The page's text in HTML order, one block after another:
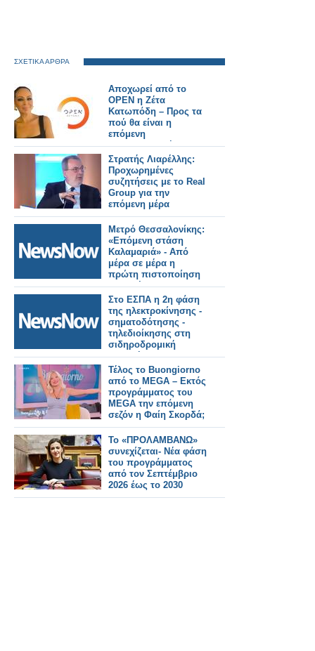
ΣΧΕΤΙΚΑ ΑΡΘΡΑ
Αποχωρεί από το
OPEN η Ζέτα
Κατωπόδη – Προς τα
πού θα είναι η
επόμενη
επαγγελματική της
στέγη; - Όλο το
ρεπορτάζ
Στρατής Λιαρέλλης:
Προχωρημένες
συζητήσεις με το Real
Group για την
επόμενη μέρα
Μετρό Θεσσαλονίκης:
«Επόμενη στάση
Καλαμαριά» - Από
μέρα σε μέρα η
πρώτη πιστοποίηση
της επέκτασης.
Στο ΕΣΠΑ η 2η φάση
της ηλεκτροκίνησης -
σηματοδότησης -
τηλεδιοίκησης στη
σιδηροδρομική
γραμμή
Παλαιοφάρσαλος -
Καλαμπάκα.
Τέλος το Buongiorno
από το MEGA – Εκτός
προγράμματος του
MEGA την επόμενη
σεζόν η Φαίη Σκορδά;
Το «ΠΡΟΛΑΜΒΑΝΩ»
συνεχίζεται- Νέα φάση
του προγράμματος
από τον Σεπτέμβριο
2026 έως το 2030